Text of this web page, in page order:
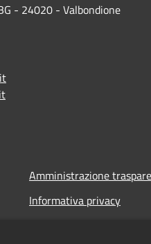
- 24020 - Valbondione
Amministrazione
Informativa privacy